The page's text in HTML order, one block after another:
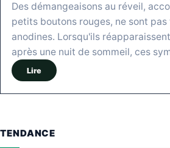
Des démangeaisons au réveil,
petits boutons rouges, ne sont pas
anodines. Lorsqu'ils
après une nuit de sommeil, ces
Lire
TENDANCE